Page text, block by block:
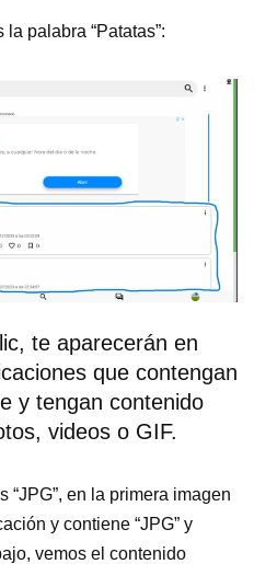
palabra “Patatas”:
te aparecerán en
que contengan
y tengan contenido
videos o GIF.
“JPG”, en la primera imagen
y contiene “JPG” y
vemos el contenido